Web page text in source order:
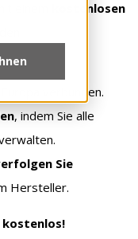
kostenlosen
Europa verbunden.
, indem Sie alle
Sie
Hersteller.